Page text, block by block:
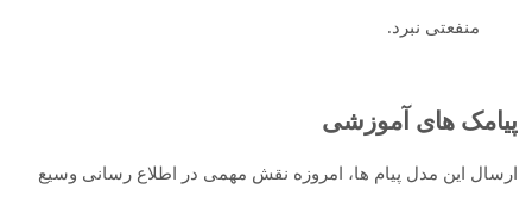
منفعتی نبرد.
پیامک های آموزشی
ارسال این مدل پیام ها، امروزه نقش مهمی در اطلاع رسانی وسیع